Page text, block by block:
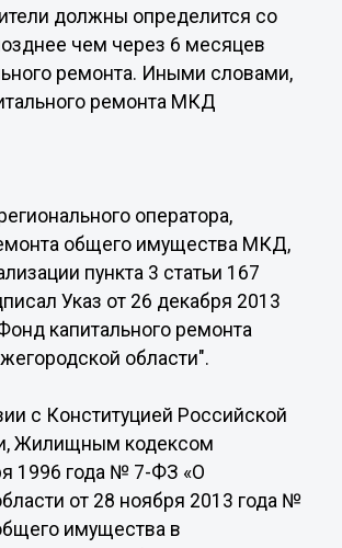
должны определится со
чем через 6 месяцев
ремонта. Иными словами,
ремонта МКД
оператора,
общего имущества МКД,
пункта 3 статьи 167
Указ от 26 декабря 2013
капитального ремонта
области".
с Конституцией Российской
Жилищным кодексом
1996 года № 7-ФЗ «О
от 28 ноября 2013 года №
имущества в